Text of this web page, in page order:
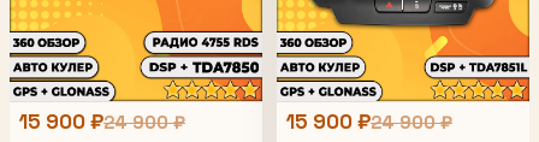
15 900 ₽24 900 ₽ 15 900 ₽24 900 ₽